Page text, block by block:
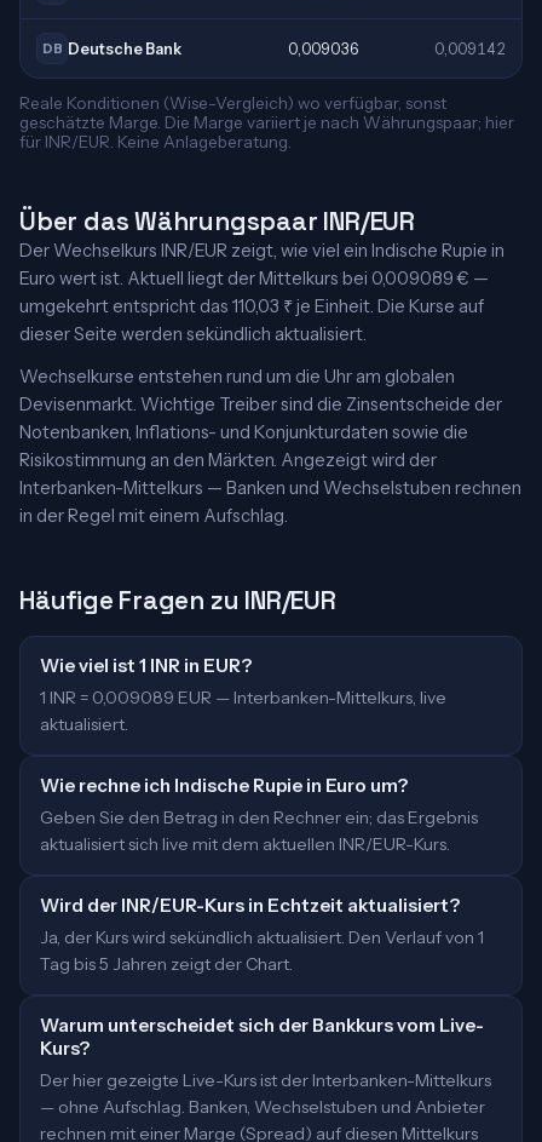
DB Deutsche Bank 0,009036 0,009142
Reale Konditionen (Wise-Vergleich) wo verfügbar, sonst
geschätzte Marge. Die Marge variiert je nach Währungspaar; hier
für INR/EUR. Keine Anlageberatung.
Über das Währungspaar INR/EUR
Der Wechselkurs INR/EUR zeigt, wie viel ein Indische Rupie in
Euro wert ist. Aktuell liegt der Mittelkurs bei 0,009089 € —
umgekehrt entspricht das 110,03 ₹ je Einheit. Die Kurse auf
dieser Seite werden sekündlich aktualisiert.
Wechselkurse entstehen rund um die Uhr am globalen
Devisenmarkt. Wichtige Treiber sind die Zinsentscheide der
Notenbanken, Inflations- und Konjunkturdaten sowie die
Risikostimmung an den Märkten. Angezeigt wird der
Interbanken-Mittelkurs — Banken und Wechselstuben rechnen
in der Regel mit einem Aufschlag.
Häufige Fragen zu INR/EUR
Wie viel ist 1 INR in EUR?
1 INR = 0,009089 EUR — Interbanken-Mittelkurs, live
aktualisiert.
Wie rechne ich Indische Rupie in Euro um?
Geben Sie den Betrag in den Rechner ein; das Ergebnis
aktualisiert sich live mit dem aktuellen INR/EUR-Kurs.
Wird der INR/EUR-Kurs in Echtzeit aktualisiert?
Ja, der Kurs wird sekündlich aktualisiert. Den Verlauf von 1
Tag bis 5 Jahren zeigt der Chart.
Warum unterscheidet sich der Bankkurs vom Live-
Kurs?
Der hier gezeigte Live-Kurs ist der Interbanken-Mittelkurs
— ohne Aufschlag. Banken, Wechselstuben und Anbieter
rechnen mit einer Marge (Spread) auf diesen Mittelkurs